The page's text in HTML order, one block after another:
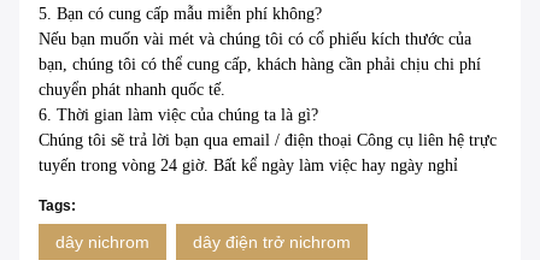
5. Bạn có cung cấp mẫu miễn phí không?
Nếu bạn muốn vài mét và chúng tôi có cổ phiếu kích thước của
bạn, chúng tôi có thể cung cấp, khách hàng cần phải chịu chi phí
chuyển phát nhanh quốc tế.
6. Thời gian làm việc của chúng ta là gì?
Chúng tôi sẽ trả lời bạn qua email / điện thoại Công cụ liên hệ trực
tuyến trong vòng 24 giờ. Bất kể ngày làm việc hay ngày nghỉ
Tags:
dây nichrom dây điện trở nichrom